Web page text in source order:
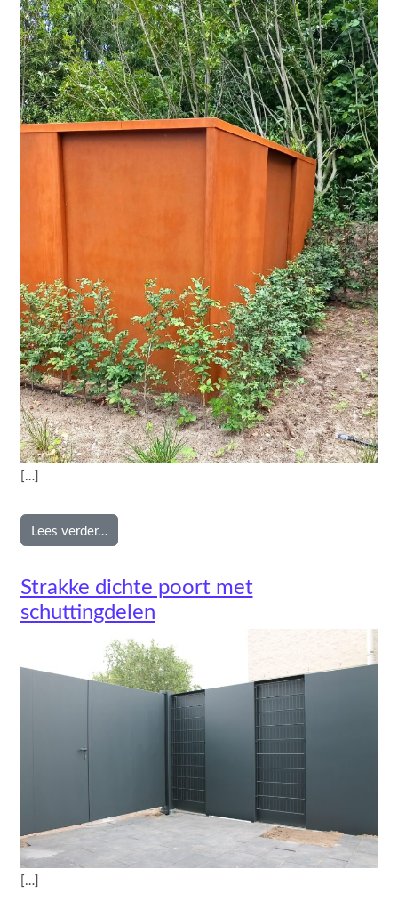
[…]
Lees verder…
Strakke dichte poort met
schuttingdelen
[…]